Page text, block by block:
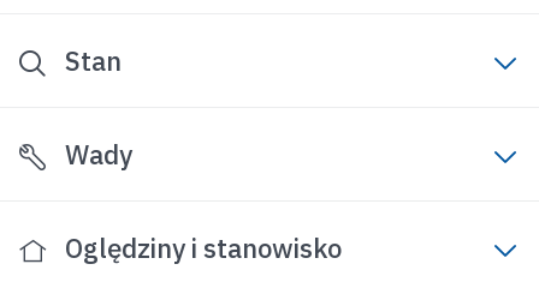
Stan
Wady
Oględziny i stanowisko